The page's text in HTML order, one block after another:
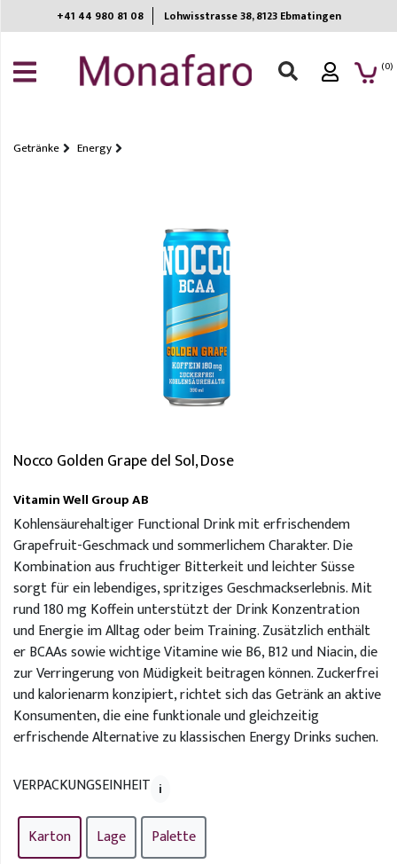
+41 44 980 81 08 Lohwisstrasse 38, 8123 Ebmatingen​
(0)
ANMELDEN
REGISTRIEREN
Wein
Getränke Energy
Nocco Golden Grape del Sol, Dose
Vitamin Well Group AB
Kohlensäurehaltiger Functional Drink mit erfrischendem
Grapefruit-Geschmack und sommerlichem Charakter. Die
Kombination aus fruchtiger Bitterkeit und leichter Süsse
sorgt für ein lebendiges, spritziges Geschmackserlebnis. Mit
rund 180 mg Koffein unterstützt der Drink Konzentration
und Energie im Alltag oder beim Training. Zusätzlich enthält
er BCAAs sowie wichtige Vitamine wie B6, B12 und Niacin, die
zur Verringerung von Müdigkeit beitragen können. Zuckerfrei
und kalorienarm konzipiert, richtet sich das Getränk an aktive
Konsumenten, die eine funktionale und gleichzeitig
erfrischende Alternative zu klassischen Energy Drinks suchen.
VERPACKUNGSEINHEIT i
Karton Lage Palette